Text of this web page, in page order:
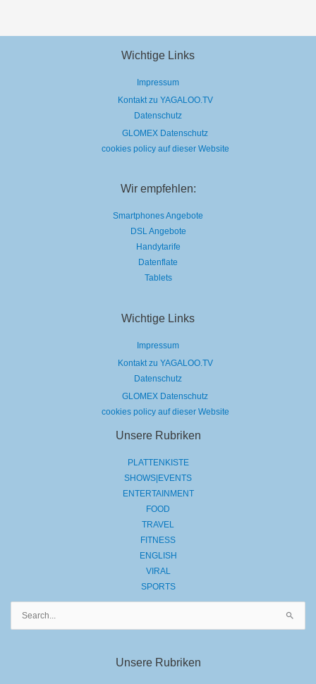
Wichtige Links
Impressum
Kontakt zu YAGALOO.TV
Datenschutz
GLOMEX Datenschutz
cookies policy auf dieser Website
Wir empfehlen:
Smartphones Angebote
DSL Angebote
Handytarife
Datenflate
Tablets
Wichtige Links
Impressum
Kontakt zu YAGALOO.TV
Datenschutz
GLOMEX Datenschutz
cookies policy auf dieser Website
Unsere Rubriken
PLATTENKISTE
SHOWS|EVENTS
ENTERTAINMENT
FOOD
TRAVEL
FITNESS
ENGLISH
VIRAL
SPORTS
Unsere Rubriken